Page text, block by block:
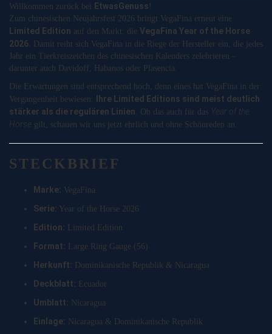
Willkommen zurück bei EtwasGenuss !
Zum chinesischen Neujahrsfest 2026 bringt VegaFina erneut eine
Limited Edition auf den Markt: die VegaFina Year of the Horse
2026 . Damit reiht sich VegaFina in die Riege der Hersteller ein, die jedes
Jahr ein Tierkreiszeichen des chinesischen Kalenders zelebrieren –
darunter auch Davidoff, Habanos oder Plasencia.
Die Erwartungen sind entsprechend hoch, denn eines hat VegaFina in der
Vergangenheit bewiesen:
Ihre Limited Editions sind meist deutlich
stärker als die regulären Linien . Ob das auch für das Year of the
Horse gilt, schauen wir uns jetzt ehrlich und ohne Schönreden an.
STECKBRIEF
Marke: VegaFina
Serie: Year of the Horse 2026
Edition: Limited Edition
Format: Large Ring Gauge (56)
Herkunft: Dominikanische Republik & Nicaragua
Deckblatt: Ecuador
Umblatt: Nicaragua
Einlage: Nicaragua & Dominikanische Republik